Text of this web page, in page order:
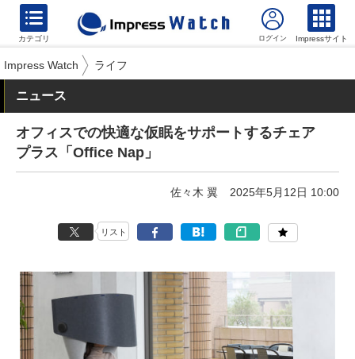
カテゴリ Impressサイト
Impress Watch ライフ
ニュース
オフィスでの快適な仮眠をサポートするチェア
プラス「Office Nap」
佐々木 翼 2025年5月12日 10:00
リスト